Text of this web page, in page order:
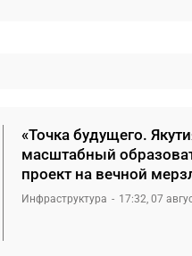
«Точка будущего.
масштабный
проект на вечной
Инфраструктура 17:32, 07